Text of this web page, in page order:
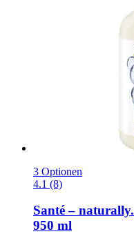
3 Optionen
4.1 (8)
Santé – naturally.
950 ml